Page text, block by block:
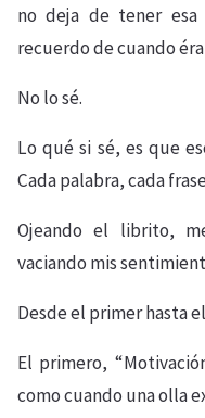
no deja de tener esa
recuerdo de cuando
No lo sé.
Lo qué si sé, es que
Cada palabra, cada
Ojeando el librito,
vaciando mis
Desde el primer hasta
El primero,
como cuando una olla